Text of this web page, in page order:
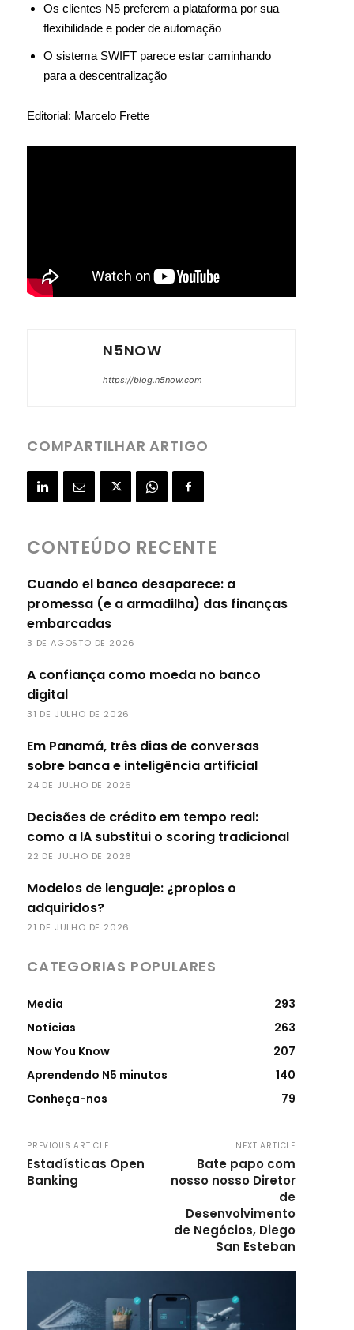
Os clientes N5 preferem a plataforma por sua
flexibilidade e poder de automação
O sistema SWIFT parece estar caminhando
para a descentralização
Editorial: Marcelo Frette
N5NOW
https://blog.n5now.com
COMPARTILHAR ARTIGO
CONTEÚDO RECENTE
Cuando el banco desaparece: a
promessa (e a armadilha) das finanças
embarcadas
3 DE AGOSTO DE 2026
A confiança como moeda no banco
digital
31 DE JULHO DE 2026
Em Panamá, três dias de conversas
sobre banca e inteligência artificial
24 DE JULHO DE 2026
Decisões de crédito em tempo real:
como a IA substitui o scoring tradicional
22 DE JULHO DE 2026
Modelos de lenguaje: ¿propios o
adquiridos?
21 DE JULHO DE 2026
CATEGORIAS POPULARES
Media
293
Notícias
263
Now You Know
207
Aprendendo N5 minutos
140
Conheça-nos
79
PREVIOUS ARTICLE
Estadísticas Open
Banking
NEXT ARTICLE
Bate papo com
nosso nosso Diretor
de
Desenvolvimento
de Negócios, Diego
San Esteban